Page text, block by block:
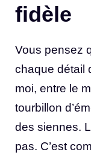
fidèle
Vous pensez
chaque détail
moi, entre le
tourbillon
des siennes.
pas. C’est